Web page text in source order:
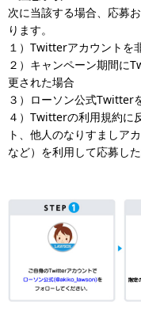
次に当該する場合、応募
ります。
１）Twitterアカウントを
２）キャンペーン期間に
更された場合
３）ローソン公式Twitter
４）Twitterの利用規約に
ト、他人のなりすましア
など）を利用して応募し